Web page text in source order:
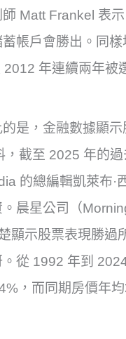
Matt Frankel 表
帳戶會勝出。同
年連續兩年被
是，金融數據顯
，截至 2025 年的
的總編輯凱萊布·
晨星公司（
顯示股票表現勝過
從 1992 年到
，而同期房價年